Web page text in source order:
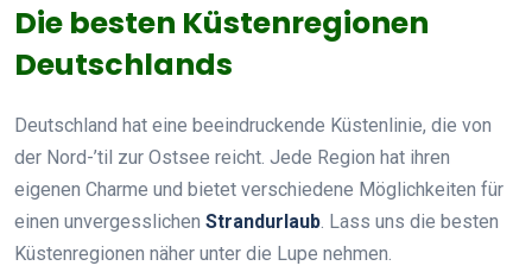
Die besten Küstenregionen
Deutschlands
Deutschland hat eine beeindruckende Küstenlinie, die von
der Nord-’til zur Ostsee reicht. Jede Region hat ihren
eigenen Charme und bietet verschiedene Möglichkeiten für
einen unvergesslichen Strandurlaub . Lass uns die besten
Küstenregionen näher unter die Lupe nehmen.